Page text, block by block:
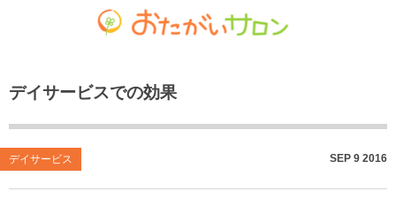
デイサービスでの効果
デイサービス SEP 9 2016
お知らせ
共生型デイサービス おたがいサロン
ごちゃまぜ食堂